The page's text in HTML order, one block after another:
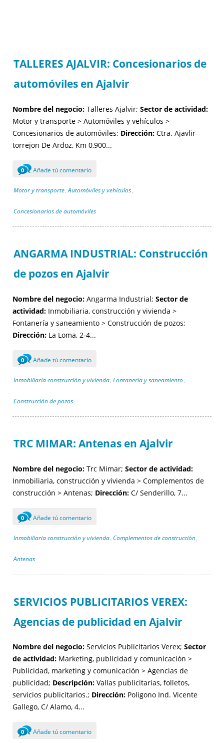
TALLERES AJALVIR: Concesionarios de
automóviles en Ajalvir
Nombre del negocio: Talleres Ajalvir; Sector de actividad:
Motor y transporte > Automóviles y vehículos >
Concesionarios de automóviles; Dirección: Ctra. Ajavlir-
torrejon De Ardoz, Km 0,900...
0 Añade tú comentario
Motor y transporte , Automóviles y vehículos ,
Concesionarios de automóviles
ANGARMA INDUSTRIAL: Construcción
de pozos en Ajalvir
Nombre del negocio: Angarma Industrial; Sector de
actividad: Inmobiliaria, construcción y vivienda >
Fontanería y saneamiento > Construcción de pozos;
Dirección: La Loma, 2-4...
0 Añade tú comentario
Inmobiliaria construcción y vivienda , Fontanería y saneamiento ,
Construcción de pozos
TRC MIMAR: Antenas en Ajalvir
Nombre del negocio: Trc Mimar; Sector de actividad:
Inmobiliaria, construcción y vivienda > Complementos de
construcción > Antenas; Dirección: C/ Senderillo, 7...
0 Añade tú comentario
Inmobiliaria construcción y vivienda , Complementos de construcción ,
Antenas
SERVICIOS PUBLICITARIOS VEREX:
Agencias de publicidad en Ajalvir
Nombre del negocio: Servicios Publicitarios Verex; Sector
de actividad: Marketing, publicidad y comunicación >
Publicidad, marketing y comunicación > Agencias de
publicidad; Descripción: Vallas publicitarias, folletos,
servicios publicitarios.; Dirección: Poligono Ind. Vicente
Gallego, C/ Alamo, 4...
0 Añade tú comentario